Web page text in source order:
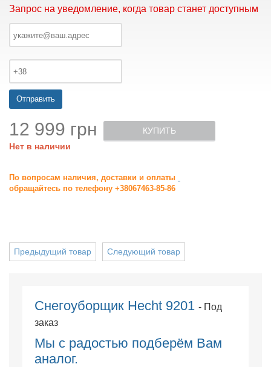
Запрос на уведомление, когда товар станет доступным
Отправить
12 999 грн
Нет в наличии
КУПИТЬ
По вопросам наличия, доставки и оплаты
обращайтесь по телефону +38067463-85-86
Следующий товар
Предыдущий товар
Снегоуборщик Hecht 9201 - Под
заказ
Мы с радостью подберём Вам
аналог.